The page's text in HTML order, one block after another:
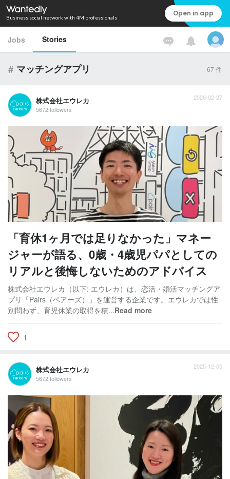
Business social network with 4M professionals Open in app
Jobs Stories
# マッチングアプリ 67 件
株式会社エウレカ
5672 followers
2026-02-27
「育休1ヶ月では足りなかった」マネー
ジャーが語る、0歳・4歳児パパとしての
リアルと後悔しないためのアドバイス
株式会社エウレカ（以下: エウレカ）は、恋活・婚活マッチングア
プリ「Pairs（ペアーズ）」を運営する企業です。エウレカでは性
別問わず、育児休業の取得を積...Read more
1
株式会社エウレカ
5672 followers
2025-12-05